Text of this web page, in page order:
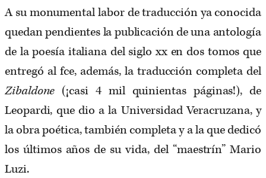
A su monumental labor de traducción ya conocida
quedan pendientes la publicación de una antología
de la poesía italiana del siglo xx en dos tomos que
entregó al fce, además, la traducción completa del
Zibaldone (¡casi 4 mil quinientas páginas!), de
Leopardi, que dio a la Universidad Veracruzana, y
la obra poética, también completa y a la que dedicó
los últimos años de su vida, del “maestrín” Mario
Luzi.